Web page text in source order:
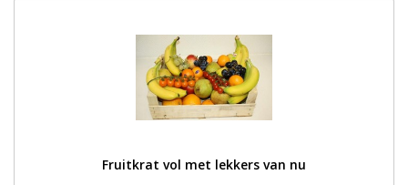
Fruitkrat vol met lekkers van nu